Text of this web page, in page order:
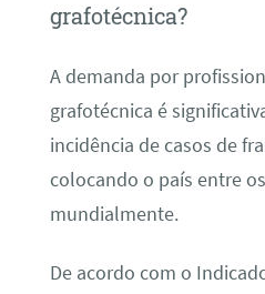
grafotécnica?
A demanda por
grafotécnica é
incidência de casos de
colocando o país entre
mundialmente.
De acordo com o